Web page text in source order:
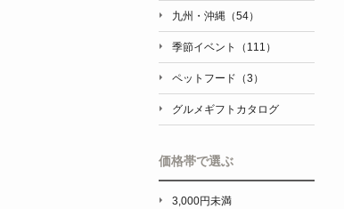
九州・沖縄（54）
季節イベント（111）
ペットフード（3）
グルメギフトカタログ
価格帯で選ぶ
3,000円未満